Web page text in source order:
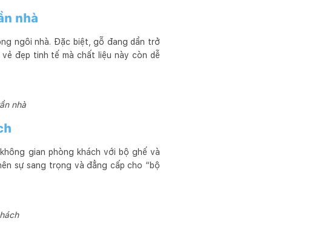
nhà
ngôi nhà. Đặc biệt, gỗ đang dần trở
đẹp tinh tế mà chất liệu này còn dễ
nhà
gian phòng khách với bộ ghế và
sự sang trọng và đẳng cấp cho “bộ